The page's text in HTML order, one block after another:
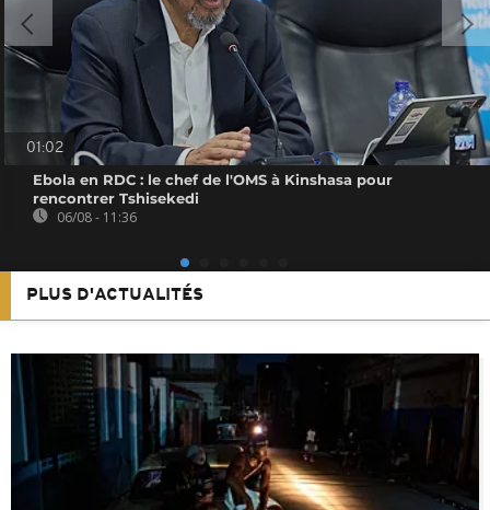
01:02
Ebola en RDC : le chef de l'OMS à Kinshasa pour
rencontrer Tshisekedi
06/08 - 11:36
PLUS D'ACTUALITÉS